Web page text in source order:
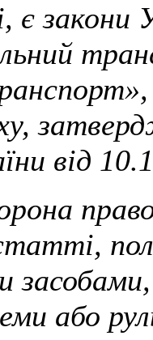
є
від
або